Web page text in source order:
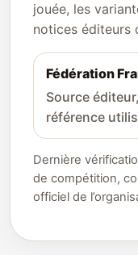
jouée, les
notices éditeurs
Fédération
Source
référence
Dernière
de compétition,
officiel de